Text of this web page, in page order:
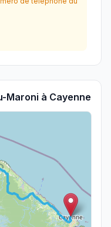
Maroni à Cayenne